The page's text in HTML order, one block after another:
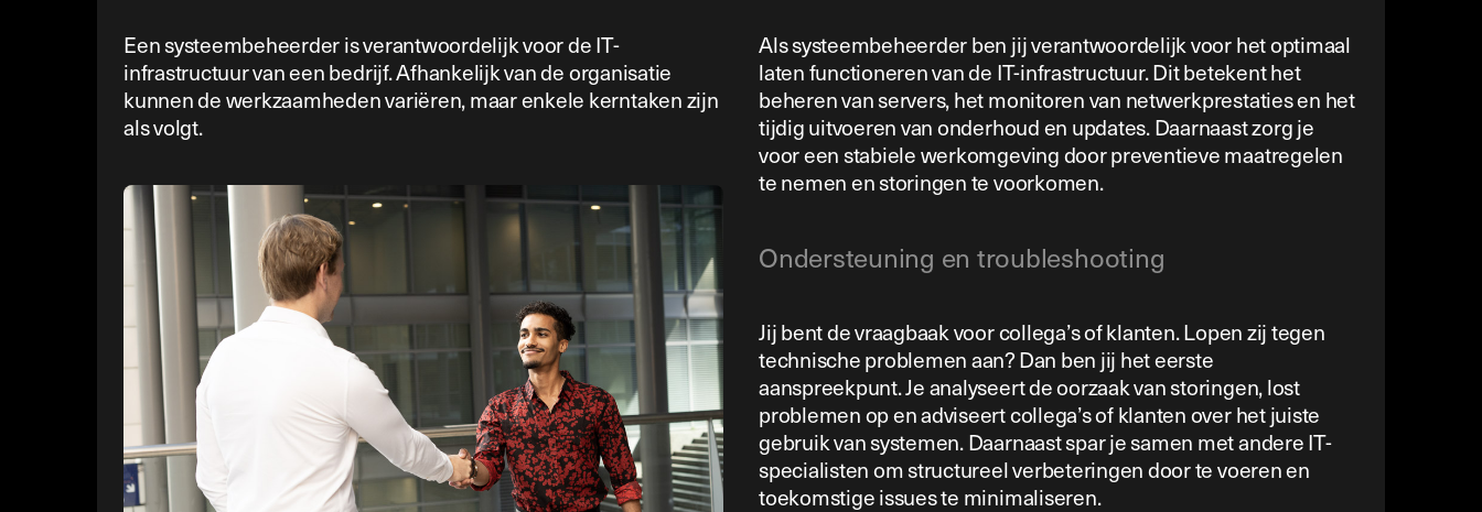
Een systeembeheerder is verantwoordelijk voor de IT-
infrastructuur van een bedrijf. Afhankelijk van de organisatie
kunnen de werkzaamheden variëren, maar enkele kerntaken zijn
als volgt.
Als systeembeheerder ben jij verantwoordelijk voor het optimaal
laten functioneren van de IT-infrastructuur. Dit betekent het
beheren van servers, het monitoren van netwerkprestaties en het
tijdig uitvoeren van onderhoud en updates. Daarnaast zorg je
voor een stabiele werkomgeving door preventieve maatregelen
te nemen en storingen te voorkomen.
Ondersteuning en troubleshooting
Jij bent de vraagbaak voor collega’s of klanten. Lopen zij tegen
technische problemen aan? Dan ben jij het eerste
aanspreekpunt. Je analyseert de oorzaak van storingen, lost
problemen op en adviseert collega’s of klanten over het juiste
gebruik van systemen. Daarnaast spar je samen met andere IT-
specialisten om structureel verbeteringen door te voeren en
toekomstige issues te minimaliseren.